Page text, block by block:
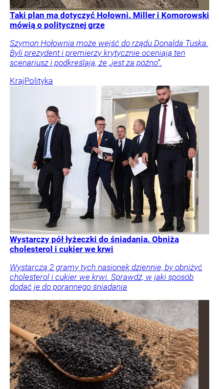
Taki plan ma dotyczyć Hołowni. Miller i Komorowski
mówią o politycznej grze
Szymon Hołownia może wejść do rządu Donalda Tuska.
Byli prezydent i premierzy krytycznie oceniają ten
scenariusz i podkreślają, że „jest za późno”.
KrajPolityka
Wystarczy pół łyżeczki do śniadania. Obniża
cholesterol i cukier we krwi
Wystarczą 2 gramy tych nasionek dziennie, by obniżyć
cholesterol i cukier we krwi. Sprawdź, w jaki sposób
dodać je do porannego śniadania